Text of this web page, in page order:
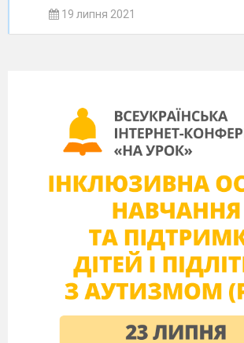
19 липня 2021